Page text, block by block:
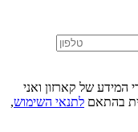
המידע של קארזון ואני
בהתאם לתנאי השימוש,